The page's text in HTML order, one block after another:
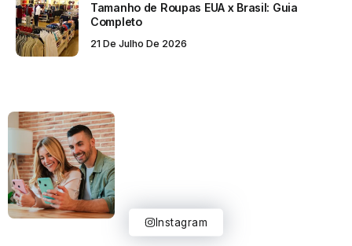
Tamanho de Roupas EUA x Brasil: Guia
Completo
21 De Julho De 2026
Instagram